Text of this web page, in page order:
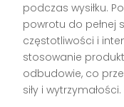
podczas wysiłku.
powrotu do pełnej
częstotliwości i
stosowanie
odbudowie, co
siły i wytrzymałości.